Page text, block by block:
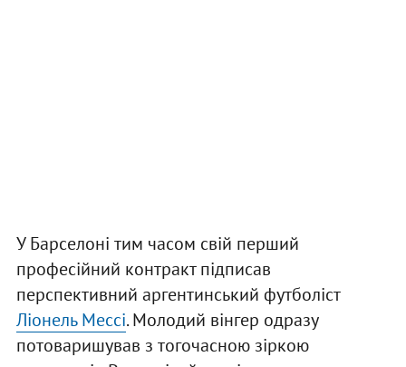
У Барселоні тим часом свій перший
професійний контракт підписав
перспективний аргентинський футболіст
Ліонель Мессі. Молодий вінгер одразу
потоваришував з тогочасною зіркою